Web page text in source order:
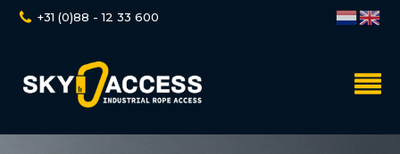
+31 (0)88 - 12 33 600